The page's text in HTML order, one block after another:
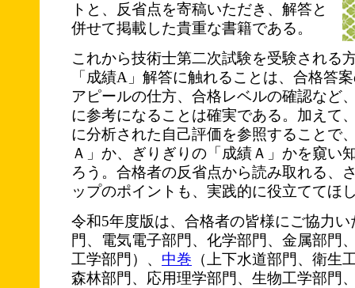
トと、反省点を寄稿いただき、解答と
併せて掲載した貴重な書籍である。
これから技術士第二次試験を受験される
「成績A」解答に触れることは、合格答
アピールの仕方、合格レベルの確認など
に参考になることは確実である。加えて
に分析された自己評価を参照することで
Ａ」か、ぎりぎりの「成績Ａ」かを窺い
ろう。合格者の反省点から読み取れる、
ップのポイントも、実践的に役立ててほ
令和5年度版は、合格者の皆様にご協力い
門、電気電子部門、化学部門、金属部門
工学部門）、 中巻 （上下水道部門、衛生
森林部門、応用理学部門、生物工学部門